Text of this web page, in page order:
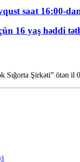
saat 16:00-
16 yaş həddi
Sığorta Şirkəti” ötən